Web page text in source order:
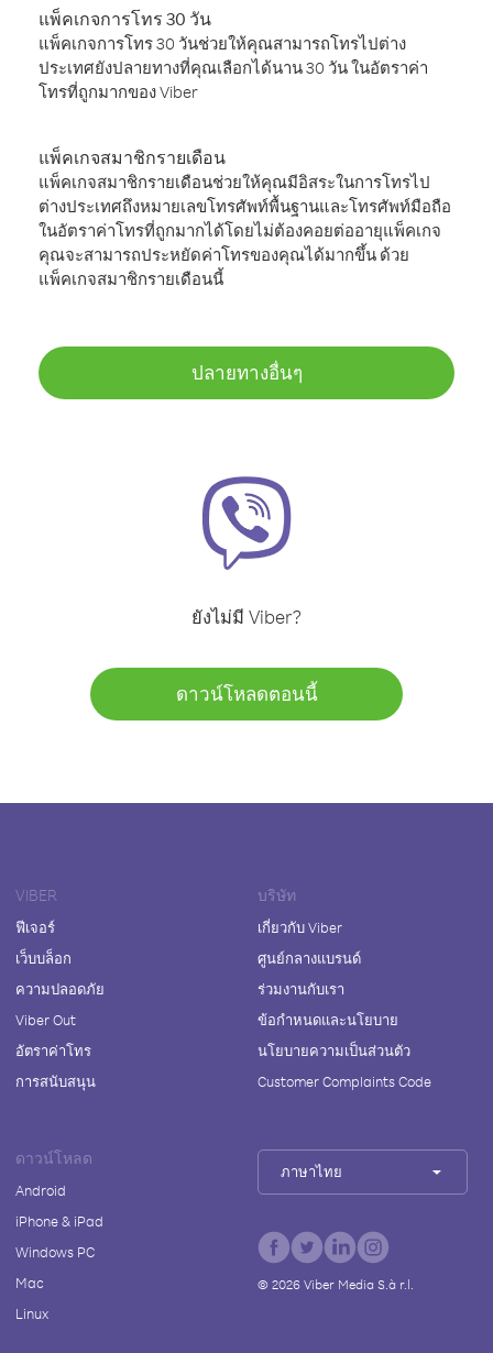
แพ็คเกจการโทร 30 วัน
แพ็คเกจการโทร 30 วันช่วยให้คุณสามารถโทรไปต่าง
ประเทศยังปลายทางที่คุณเลือกได้นาน 30 วัน ในอัตราค่า
โทรที่ถูกมากของ Viber
แพ็คเกจสมาชิกรายเดือน
แพ็คเกจสมาชิกรายเดือนช่วยให้คุณมีอิสระในการโทรไป
ต่างประเทศถึงหมายเลขโทรศัพท์พื้นฐานและโทรศัพท์มือถือ
ในอัตราค่าโทรที่ถูกมากได้โดยไม่ต้องคอยต่ออายุแพ็คเกจ
คุณจะสามารถประหยัดค่าโทรของคุณได้มากขึ้น ด้วย
แพ็คเกจสมาชิกรายเดือนนี้
ปลายทางอื่นๆ
ยังไม่มี Viber?
ดาวน์โหลดตอนนี้
VIBER
ฟีเจอร์
เว็บบล็อก
ความปลอดภัย
Viber Out
อัตราค่าโทร
การสนับสนุน
บริษัท
เกี่ยวกับ Viber
ศูนย์กลางแบรนด์
ร่วมงานกับเรา
ข้อกำหนดและนโยบาย
นโยบายความเป็นส่วนตัว
Customer Complaints Code
ดาวน์โหลด
Android
iPhone & iPad
Windows PC
Mac
Linux
ภาษาไทย
© 2026Viber Media S.à r.l.